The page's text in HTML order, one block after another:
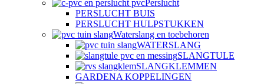
Perslucht
PERSLUCHT BUIS
PERSLUCHT HULPSTUKKEN
Waterslang en toebehoren
WATERSLANG
SLANGTULE
SLANGKLEMMEN
GARDENA KOPPELINGEN